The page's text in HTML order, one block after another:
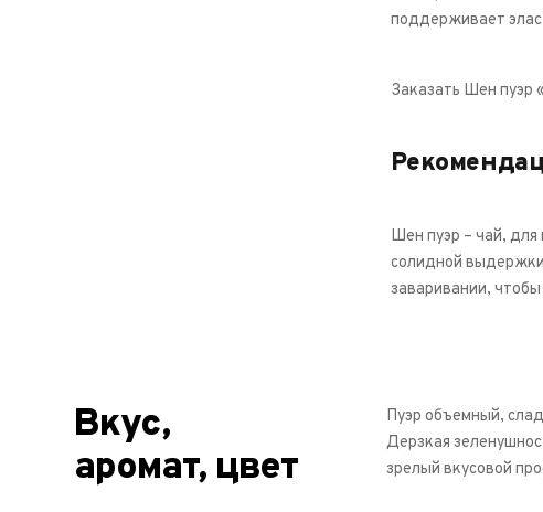
поддерживает
Заказать Шен пуэр
Шен пуэр – чай, для
солидной
заваривании, чтобы
Вкус,
аромат, цвет
Пуэр объемный,
Дерзкая
зрелый вкусовой